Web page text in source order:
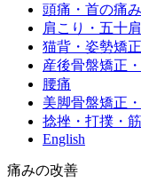
頭痛・首の痛
肩こり・五十
猫背・姿勢矯正
産後骨盤矯正
腰痛
美脚骨盤矯正
捻挫・打撲・
English
痛みの改善